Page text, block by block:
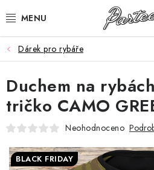
na
ROZLUČKA
NAROZENINY
NA MÍRU
DÁRKY
Dárek pro rybáře
Duchem na
tričko CAMO
Neohodnoceno
BLACK FRIDAY